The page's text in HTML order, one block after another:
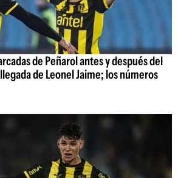
de Peñarol antes y después del
de Leonel Jaime; los números